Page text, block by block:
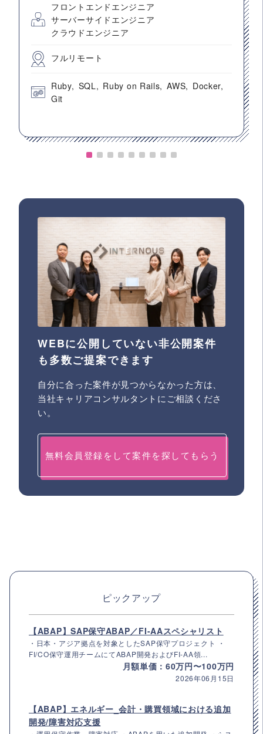
フロントエンドエンジニア
サーバーサイドエンジニア
クラウドエンジニア
フルリモート
Ruby SQL Ruby on Rails AWS
Docker
Git
WEBに公開していない非公開案件
も多数ご提案できます
自分に合った案件が見つからなかった方は、
当社キャリアコンサルタントにご相談くださ
い。
無料会員登録をして案件を探してもらう
ピックアップ
【ABAP】SAP保守ABAP／FI-AAスペシャリスト
・日本・アジア拠点を対象としたSAP保守プロジェクト ・
FI/CO保守運用チームにてABAP開発およびFI-AA領...
月額単価：60万円〜100万円
2026年06月15日
【ABAP】エネルギー_会計・購買領域における追加
開発/障害対応支援